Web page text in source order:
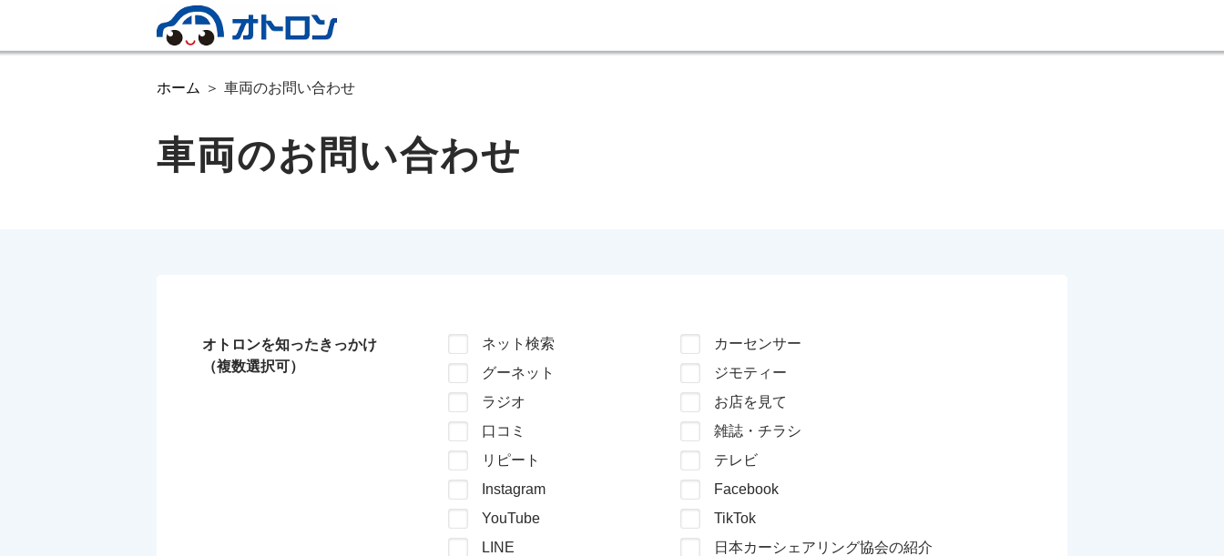
ホーム 車両のお問い合わせ
車両のお問い合わせ
オトロンを知ったきっかけ
（複数選択可）
ネット検索
カーセンサー
グーネット
ジモティー
ラジオ
お店を見て
口コミ
雑誌・チラシ
リピート
テレビ
Instagram
Facebook
YouTube
TikTok
LINE
日本カーシェアリング協会の紹介